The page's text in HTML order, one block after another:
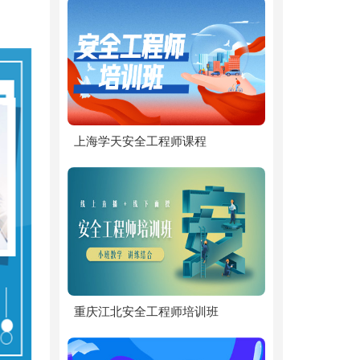
上海学天安全工程师课程
重庆江北安全工程师培训班